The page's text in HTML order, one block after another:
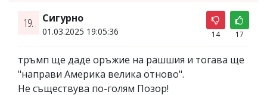
19. Сигурно
01.03.2025 19:05:36 14 17
тръмп ще даде оръжие на рашшия и тогава ще
"направи Америка велика отново".
Не съществува по-голям Позор!